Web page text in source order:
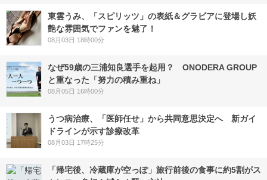
東雲うみ、「スピリッツ」の表紙＆グラビアに登場し妖
艶な雰囲気でファンを魅了！
08月03日 18時00分
なぜ59歳の三浦知良選手を起用？ ONODERA GROUP
と重なった「努力の積み重ね」
08月05日 16時00分
うつ病治療、「医師任せ」から共同意思決定へ 新ガイ
ドラインが示す診療改革
08月03日 17時25分
「帰宅後、冷蔵庫が空っぽ」旅行前後の食事に約5割がス